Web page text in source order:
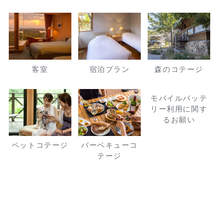
客室 宿泊プラン 森のコテージ
ペットコテージ
バーベキューコ
テージ
モバイルバッテ
リー利用に関す
るお願い